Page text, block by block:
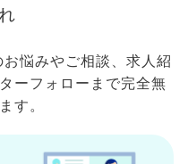
悩みやご相談、求人紹
ーフォローまで完全無
す。